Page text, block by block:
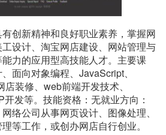
创新精神和良好职业素养，掌握网
设计、淘宝网店建设、网站管理与
力的应用型高技能人才。主要课
面向对象编程、JavaScript、
装修、web前端开发技术、
发等。技能资格：无就业方向：
络公司从事网页设计、图像处理、
等工作，或创办网店自行创业。